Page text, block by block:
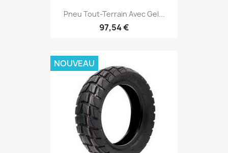
Pneu Tout-Terrain Avec Gel...
97,54 €
NOUVEAU